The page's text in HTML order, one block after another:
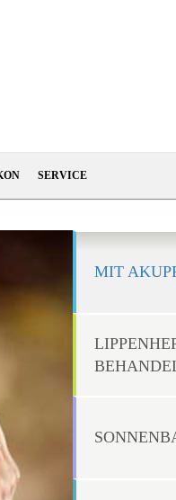
SERVICE
MIT